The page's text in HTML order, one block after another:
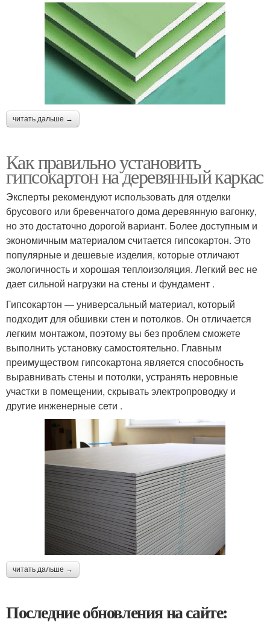
читать дальше →
Как правильно установить
гипсокартон на деревянный каркас
Эксперты рекомендуют использовать для отделки
брусового или бревенчатого дома деревянную вагонку,
но это достаточно дорогой вариант. Более доступным и
экономичным материалом считается гипсокартон. Это
популярные и дешевые изделия, которые отличают
экологичность и хорошая теплоизоляция. Легкий вес не
дает сильной нагрузки на стены и фундамент .
Гипсокартон — универсальный материал, который
подходит для обшивки стен и потолков. Он отличается
легким монтажом, поэтому вы без проблем сможете
выполнить установку самостоятельно. Главным
преимуществом гипсокартона является способность
выравнивать стены и потолки, устранять неровные
участки в помещении, скрывать электропроводку и
другие инженерные сети .
читать дальше →
Последние обновления на сайте: